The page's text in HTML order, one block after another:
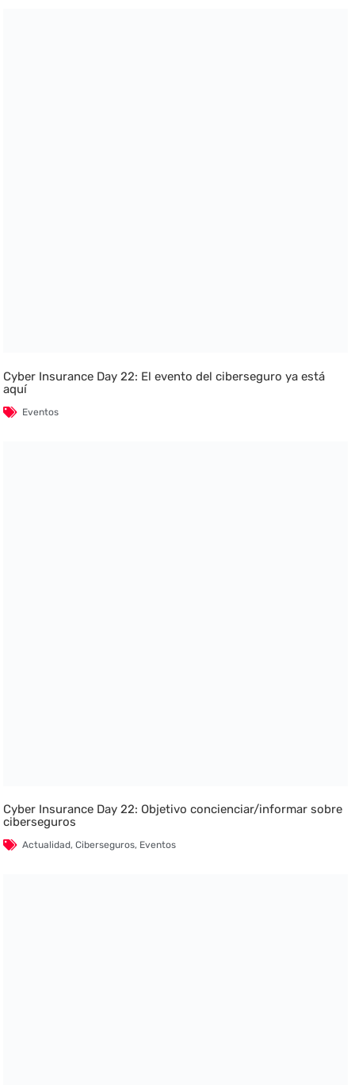
Cyber Insurance Day 22: El evento del ciberseguro ya está
aquí
Eventos
Cyber Insurance Day 22: Objetivo concienciar/informar sobre
ciberseguros
Actualidad,Ciberseguros, Eventos